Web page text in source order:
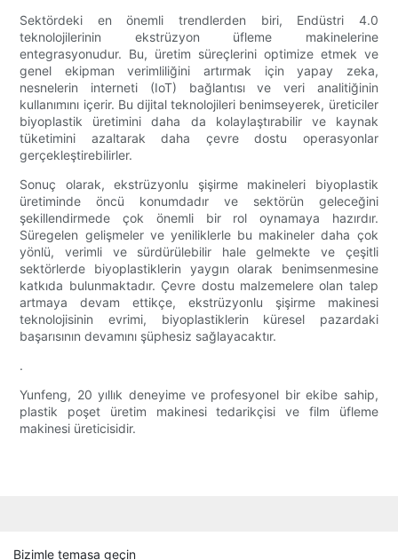
Sektördeki en önemli trendlerden biri, Endüstri 4.0
teknolojilerinin ekstrüzyon üfleme makinelerine
entegrasyonudur. Bu, üretim süreçlerini optimize etmek ve
genel ekipman verimliliğini artırmak için yapay zeka,
nesnelerin interneti (IoT) bağlantısı ve veri analitiğinin
kullanımını içerir. Bu dijital teknolojileri benimseyerek, üreticiler
biyoplastik üretimini daha da kolaylaştırabilir ve kaynak
tüketimini azaltarak daha çevre dostu operasyonlar
gerçekleştirebilirler.
Sonuç olarak, ekstrüzyonlu şişirme makineleri biyoplastik
üretiminde öncü konumdadır ve sektörün geleceğini
şekillendirmede çok önemli bir rol oynamaya hazırdır.
Süregelen gelişmeler ve yeniliklerle bu makineler daha çok
yönlü, verimli ve sürdürülebilir hale gelmekte ve çeşitli
sektörlerde biyoplastiklerin yaygın olarak benimsenmesine
katkıda bulunmaktadır. Çevre dostu malzemelere olan talep
artmaya devam ettikçe, ekstrüzyonlu şişirme makinesi
teknolojisinin evrimi, biyoplastiklerin küresel pazardaki
başarısının devamını şüphesiz sağlayacaktır.
.
Yunfeng, 20 yıllık deneyime ve profesyonel bir ekibe sahip,
plastik poşet üretim makinesi tedarikçisi ve film üfleme
makinesi üreticisidir.
Bizimle temasa geçin